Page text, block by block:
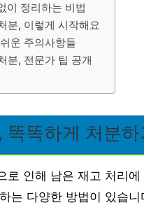
이 정리하는 비법
분, 이렇게 시작해요
운 주의사항들
분, 전문가 팁 공개
똑똑하게 처분하
로 인해 남은 재고 처리
는 다양한 방법이 있습